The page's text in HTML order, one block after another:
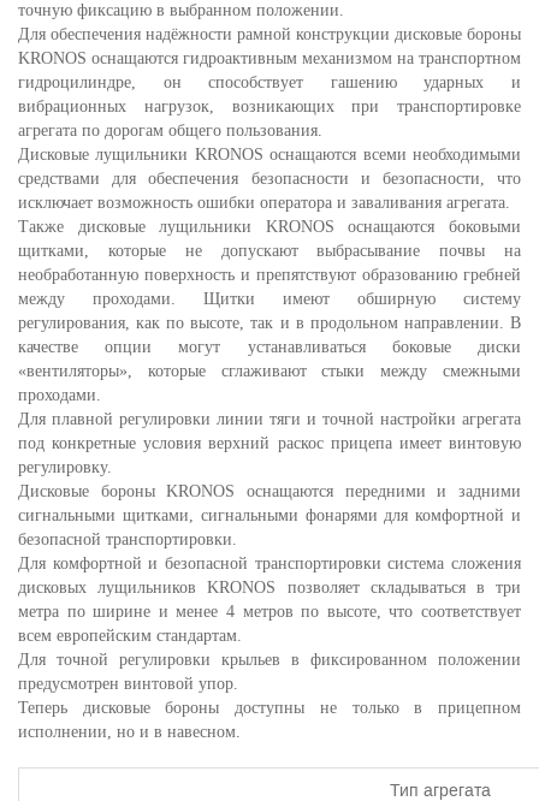
точную фиксацию в выбранном положении.
Для обеспечения надёжности рамной конструкции дисковые бороны
KRONOS оснащаются гидроактивным механизмом на транспортном
гидроцилиндре, он способствует гашению ударных и
вибрационных нагрузок, возникающих при транспортировке
агрегата по дорогам общего пользования.
Дисковые лущильники KRONOS оснащаются всеми необходимыми
средствами для обеспечения безопасности и безопасности, что
исключает возможность ошибки оператора и заваливания агрегата.
Также дисковые лущильники KRONOS оснащаются боковыми
щитками, которые не допускают выбрасывание почвы на
необработанную поверхность и препятствуют образованию гребней
между проходами. Щитки имеют обширную систему
регулирования, как по высоте, так и в продольном направлении. В
качестве опции могут устанавливаться боковые диски
«вентиляторы», которые сглаживают стыки между смежными
проходами.
Для плавной регулировки линии тяги и точной настройки агрегата
под конкретные условия верхний раскос прицепа имеет винтовую
регулировку.
Дисковые бороны KRONOS оснащаются передними и задними
сигнальными щитками, сигнальными фонарями для комфортной и
безопасной транспортировки.
Для комфортной и безопасной транспортировки система сложения
дисковых лущильников KRONOS позволяет складываться в три
метра по ширине и менее 4 метров по высоте, что соответствует
всем европейским стандартам.
Для точной регулировки крыльев в фиксированном положении
предусмотрен винтовой упор.
Теперь дисковые бороны доступны не только в прицепном
исполнении, но и в навесном.
Тип агрегата